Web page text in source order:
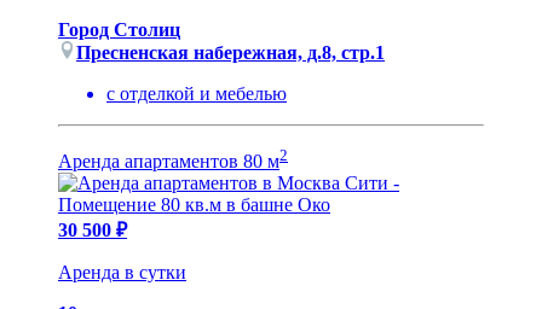
Город Столиц
Пресненская набережная, д.8, cтр.1
с отделкой и мебелью
Аренда апартаментов 80 м2
30 500 ₽
Аренда в сутки